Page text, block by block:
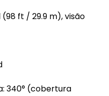
ft / 29.9 m), visão
340° (cobertura